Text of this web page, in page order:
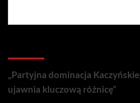
„Partyjna dominacja
ujawnia kluczową różnicę”